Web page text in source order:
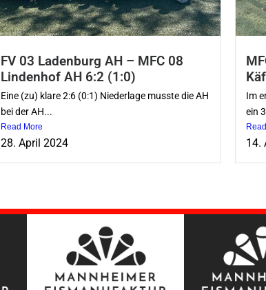
FV 03 Ladenburg AH – MFC 08
Lindenhof AH 6:2 (1:0)
Eine (zu) klare 2:6 (0:1) Niederlage musste die AH
bei der AH...
Read More
28. April 2024
Im
ein
14.